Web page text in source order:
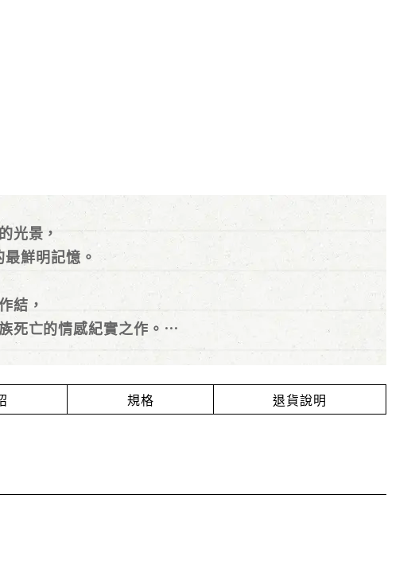
光景，
鮮明記憶。
結，
死亡的情感紀實之作。
規格 退貨說明